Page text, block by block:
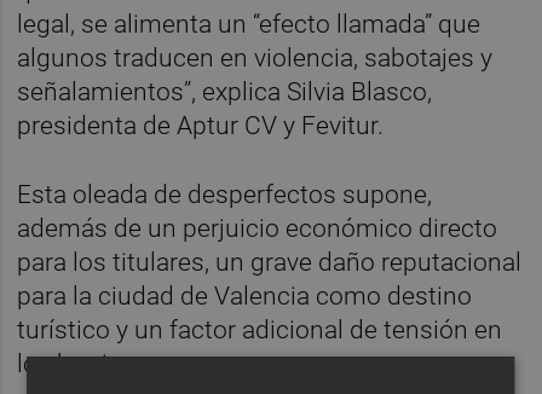
legal, se alimenta un “efecto llamada” que
algunos traducen en violencia, sabotajes y
señalamientos”, explica Silvia Blasco,
presidenta de Aptur CV y Fevitur.
Esta oleada de desperfectos supone,
además de un perjuicio económico directo
para los titulares, un grave daño reputacional
para la ciudad de Valencia como destino
turístico y un factor adicional de tensión en
los barrios.